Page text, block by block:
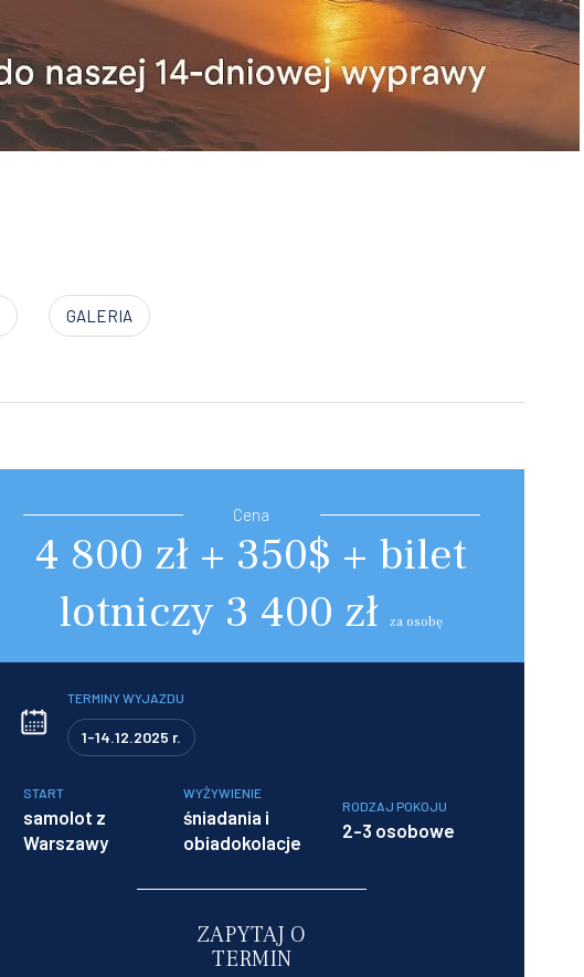
GALERIA
Cena
4 800 zł + 350$ + bilet
lotniczy 3 400 złza osobę
TERMINY WYJAZDU
1-14.12.2025 r.
START
samolot z
Warszawy
WYŻYWIENIE
śniadania i
obiadokolacje
RODZAJ POKOJU
2-3 osobowe
ZAPYTAJ O
TERMIN